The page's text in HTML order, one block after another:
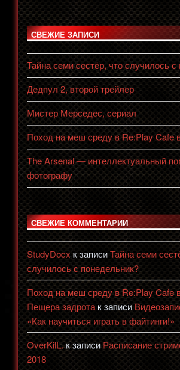
СВЕЖИЕ ЗАПИСИ
Тайна семи сестёр, что случилось с
Дедпул 2, второй трейлер
Мистер Мерседес, сериал
Поход на меш среду в Re:Play Cafe
The Arsenal — интеллектуальный
фотографу
СВЕЖИЕ КОММЕНТАРИИ
StudyDocxк записиТайна семи
случилось с понедельник?
Поход на меш среду в Re:Play Cafe
Пещера задрота к записи
«Как научиться играть в файтинги!»
OverKilL.к записиРасписание
2018